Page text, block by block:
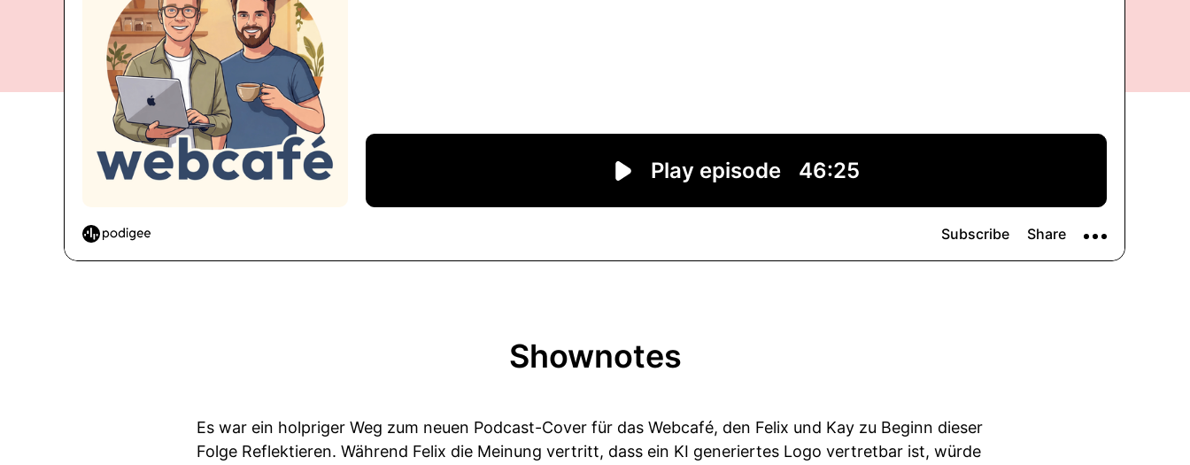
Shownotes
Es war ein holpriger Weg zum neuen Podcast-Cover für das Webcafé, den Felix und Kay zu Beginn dieser
Folge Reflektieren. Während Felix die Meinung vertritt, dass ein KI generiertes Logo vertretbar ist, würde